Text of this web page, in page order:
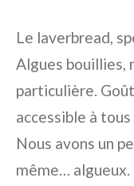
Le laverbread,
Algues bouillies,
particulière.
accessible à
Nous avons un
même… algueux.